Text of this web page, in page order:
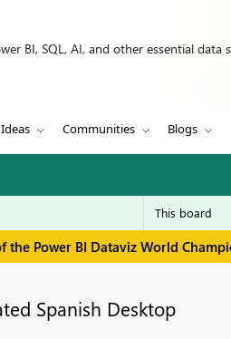
BI, SQL, AI, and other essential data
Ideas Communities Blogs
the Power BI Dataviz World
Spanish Desktop